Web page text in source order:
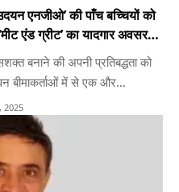
एनजीओ’ की पाँच बच्चियों को
एंड ग्रीट’ का यादगार अवसर
बनाने की अपनी प्रतिबद्धता को
बीमाकर्ताओं में से एक और
लाइफ इंश्योरेंस ने कोलकाता के
एक विशेष ‘मीट एंड ग्रीट’ का
2025